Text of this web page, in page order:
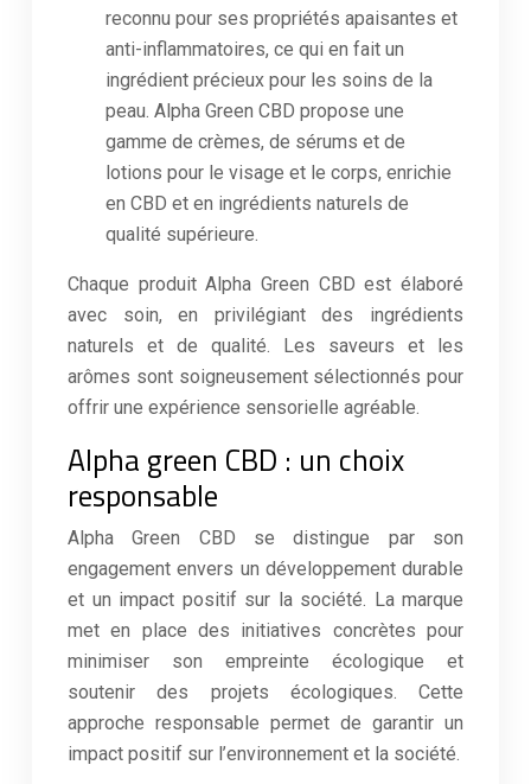
reconnu pour ses propriétés apaisantes et
anti-inflammatoires, ce qui en fait un
ingrédient précieux pour les soins de la
peau. Alpha Green CBD propose une
gamme de crèmes, de sérums et de
lotions pour le visage et le corps, enrichie
en CBD et en ingrédients naturels de
qualité supérieure.
Chaque produit Alpha Green CBD est élaboré
avec soin, en privilégiant des ingrédients
naturels et de qualité. Les saveurs et les
arômes sont soigneusement sélectionnés pour
offrir une expérience sensorielle agréable.
Alpha green CBD : un choix
responsable
Alpha Green CBD se distingue par son
engagement envers un développement durable
et un impact positif sur la société. La marque
met en place des initiatives concrètes pour
minimiser son empreinte écologique et
soutenir des projets écologiques. Cette
approche responsable permet de garantir un
impact positif sur l’environnement et la société.